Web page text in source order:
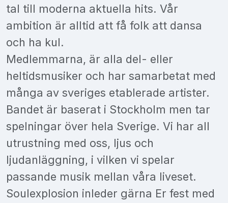
tal till moderna aktuella hits. Vår
ambition är alltid att få folk att dansa
och ha kul.
Medlemmarna, är alla del- eller
heltidsmusiker och har samarbetat med
många av sveriges etablerade artister.
Bandet är baserat i Stockholm men tar
spelningar över hela Sverige. Vi har all
utrustning med oss, ljus och
ljudanläggning, i vilken vi spelar
passande musik mellan våra liveset.
Soulexplosion inleder gärna Er fest med